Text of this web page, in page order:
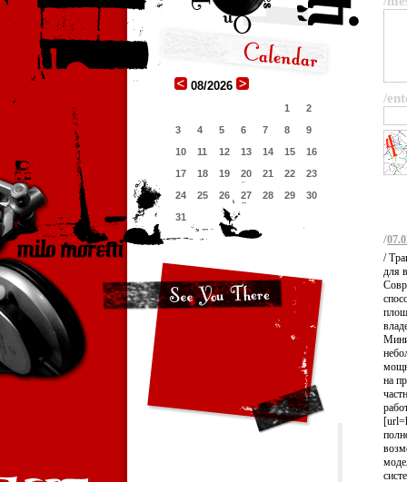
08/2026
1
2
3
4 5 6 7 8
9
10
11 12 13 14 15
16
17
18 19 20 21 22
23
24
25 26 27 28 29
30
31
/
/
/
для
на